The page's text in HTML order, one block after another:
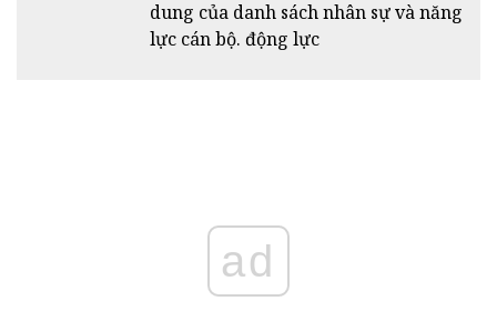
dung của danh sách nhân sự và năng
lực cán bộ. động lực
ad